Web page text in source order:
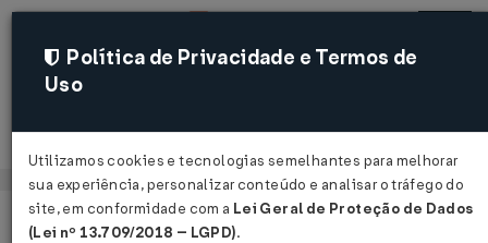
Acessar
Página Inicial
Legislações
Política de Privacidade e Termos de
Uso
Utilizamos cookies e tecnologias semelhantes para melhorar
sua experiência, personalizar conteúdo e analisar o tráfego do
site, em conformidade com a Lei Geral de Proteção de Dados
(Lei nº 13.709/2018 – LGPD).